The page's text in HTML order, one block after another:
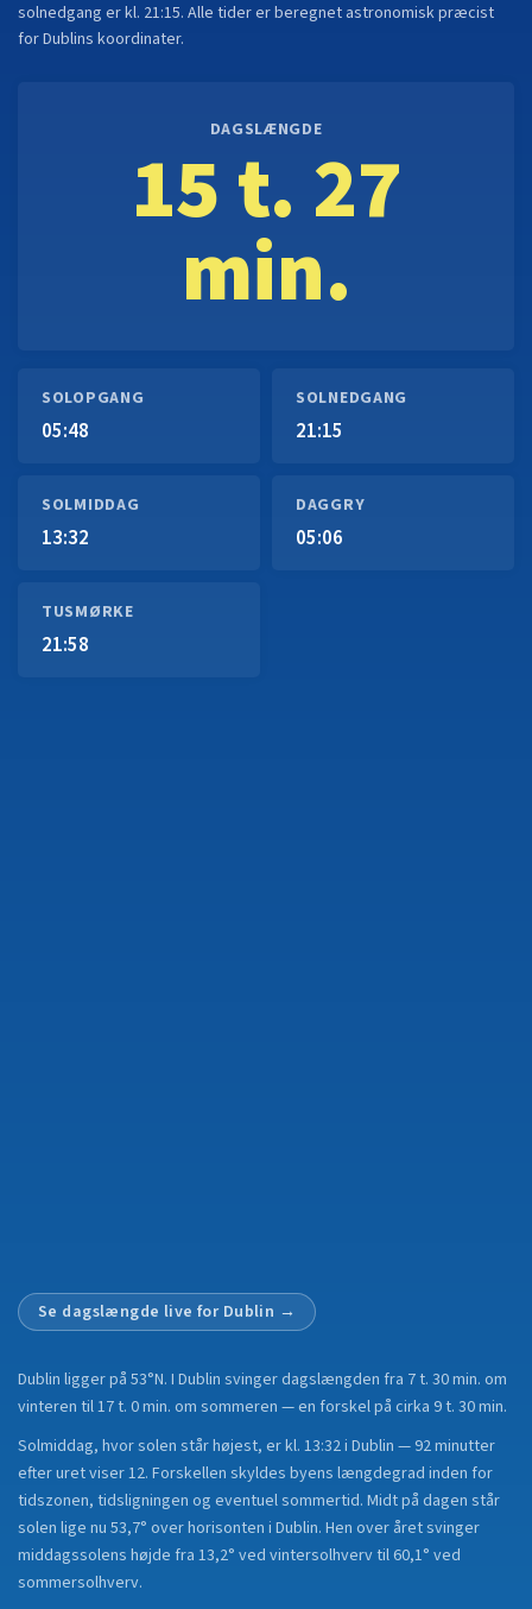
solnedgang er kl. 21:15. Alle tider er beregnet astronomisk præcist
forDublins koordinater.
DAGSLÆNGDE
15 t. 27
min.
SOLOPGANG
05:48
SOLNEDGANG
21:15
SOLMIDDAG
13:32
DAGGRY
05:06
TUSMØRKE
21:58
Se dagslængde live for Dublin →
Dublin ligger på 53°N. I Dublin svinger dagslængden fra 7 t. 30 min. om
vinteren til 17 t. 0 min. om sommeren — en forskel på cirka 9 t. 30 min.
Solmiddag, hvor solen står højest, er kl. 13:32 i Dublin — 92 minutter
efter uret viser 12. Forskellen skyldes byens længdegrad inden for
tidszonen, tidsligningen og eventuel sommertid. Midt på dagen står
solen lige nu 53,7° over horisonten i Dublin. Hen over året svinger
middagssolens højde fra 13,2° ved vintersolhverv til 60,1° ved
sommersolhverv.